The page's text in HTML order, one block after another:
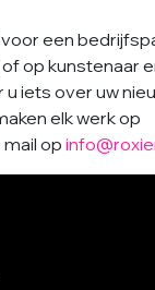
een
op kunstenaar
iets over uw
elk werk op
op